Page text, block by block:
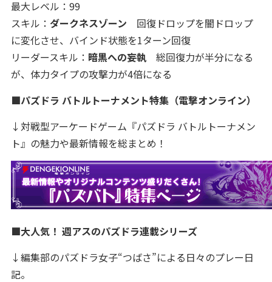
最大レベル：99
スキル： ダークネスゾーン 回復ドロップを闇ドロップ
に変化させ、バインド状態を1ターン回復
リーダースキル： 暗黒への妄執総回復力が半分になる
が、体力タイプの攻撃力が4倍になる
■パズドラ バトルトーナメント特集（電撃オンライン）
↓対戦型アーケードゲーム『パズドラ バトルトーナメン
ト』の魅力や最新情報を総まとめ！
■大人気！ 週アスのパズドラ連載シリーズ
↓編集部のパズドラ女子“つばさ”による日々のプレー日
記。